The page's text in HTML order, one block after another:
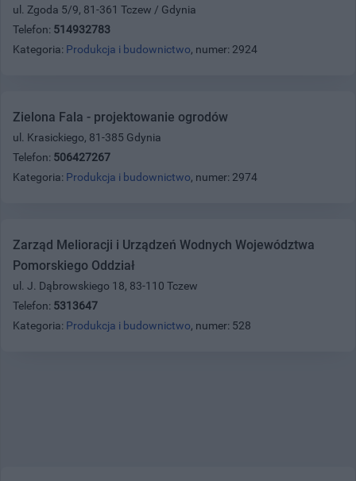
ul. Zgoda 5/9, 81-361 Tczew / Gdynia
Telefon: 514932783
Kategoria: Produkcja i budownictwo, numer: 2924
Zielona Fala - projektowanie ogrodów
ul. Krasickiego, 81-385 Gdynia
Telefon: 506427267
Kategoria: Produkcja i budownictwo, numer: 2974
Zarząd Melioracji i Urządzeń Wodnych Województwa
Pomorskiego Oddział
ul. J. Dąbrowskiego 18, 83-110 Tczew
Telefon: 5313647
Kategoria: Produkcja i budownictwo, numer: 528